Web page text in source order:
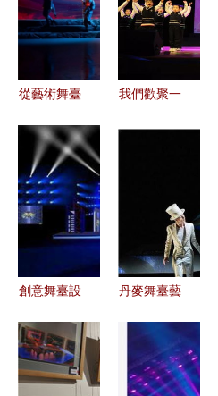
從藝術舞臺
大型晚會
《長征之
路》探索紅
色精神當代
我們歡聚一
朗誦主持專
場匯演
創意舞臺設
劃干貨 打
造視覺爆點
丹麥舞臺藝
1660年的